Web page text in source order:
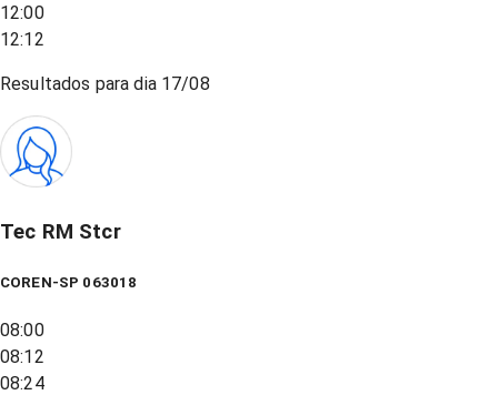
12:00
12:12
Resultados para dia 17/08
Tec RM Stcr
COREN-SP 063018
08:00
08:12
08:24